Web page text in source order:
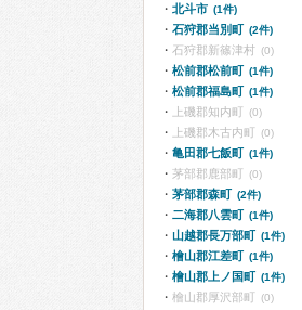
北斗市 (1件)
石狩郡当別町 (2件)
石狩郡新篠津村 (0)
松前郡松前町 (1件)
松前郡福島町 (1件)
上磯郡知内町 (0)
上磯郡木古内町 (0)
亀田郡七飯町 (1件)
茅部郡鹿部町 (0)
茅部郡森町 (2件)
二海郡八雲町 (1件)
山越郡長万部町 (1件)
檜山郡江差町 (1件)
檜山郡上ノ国町 (1件)
檜山郡厚沢部町 (0)